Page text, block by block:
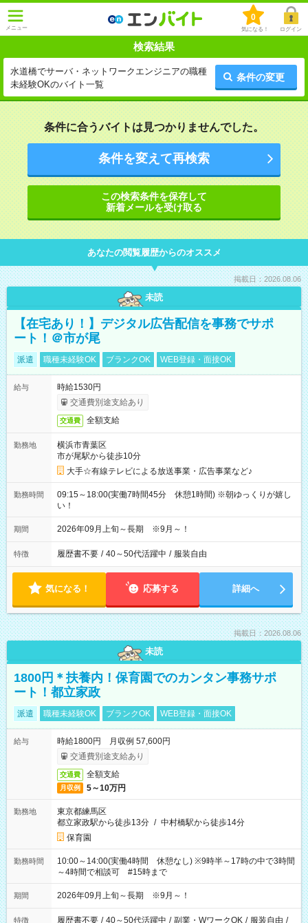
メニュー
0
気になる！ ログイン
検索結果
水道橋でサーバ・ネットワークエンジニアの職種
未経験OKのバイト一覧
条件の変更
条件に合うバイトは見つかりませんでした。
条件を変えて再検索
この検索条件を保存して
新着メールを受け取る
あなたの閲覧履歴からのオススメ
掲載日：2026.08.06
未読
【在宅あり！】デジタル広告配信を事務でサポ
ート！＠市が尾
派遣 職種未経験OK ブランクOK WEB登録・面接OK
給与
時給1530円
交通費別途支給あり
交通費 全額支給
勤務地
横浜市青葉区
市が尾駅から徒歩10分
大手☆有線テレビによる放送事業・広告事業など♪
勤務時間
09:15～18:00(実働7時間45分 休憩1時間) ※朝ゆっくりが嬉し
い！
期間 2026年09月上旬～長期 ※9月～！
特徴 履歴書不要 / 40～50代活躍中 / 服装自由
気になる！ 応募する 詳細へ
掲載日：2026.08.06
未読
1800円＊扶養内！保育園でのカンタン事務サポ
ート！都立家政
派遣 職種未経験OK ブランクOK WEB登録・面接OK
給与
時給1800円 月収例 57,600円
交通費別途支給あり
交通費 全額支給
月収例 5～10万円
勤務地
東京都練馬区
都立家政駅から徒歩13分 / 中村橋駅から徒歩14分
保育園
勤務時間
10:00～14:00(実働4時間 休憩なし) ※9時半～17時の中で3時間
～4時間で相談可 #15時まで
期間 2026年09月上旬～長期 ※9月～！
特徴 履歴書不要 / 40～50代活躍中 / 副業・WワークOK / 服装自由 /